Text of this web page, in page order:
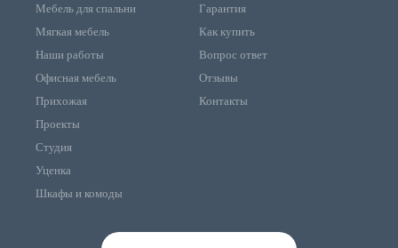
Мебель для спальни
Мягкая мебель
Наши работы
Офисная мебель
Прихожая
Проекты
Студия
Уценка
Шкафы и комоды
Гарантия
Как купить
Вопрос ответ
Отзывы
Контакты